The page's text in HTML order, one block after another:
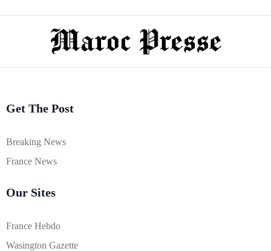
Get The Post
Breaking News
France News
Our Sites
France Hebdo
Wasington Gazette